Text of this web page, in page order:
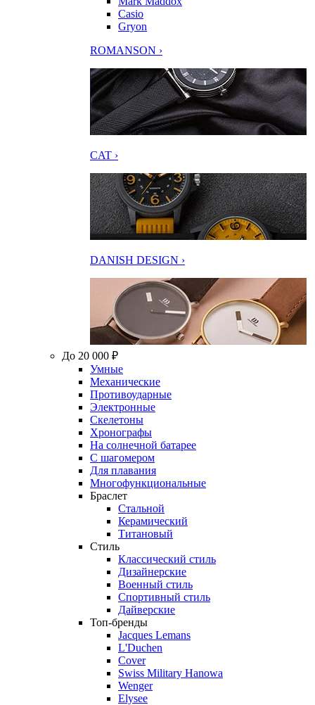
Casio
Gryon
ROMANSON ›
CAT ›
DANISH DESIGN ›
До 20 000 ₽
Умные
Механические
Противоударные
Электронные
Скелетоны
Хронографы
На солнечной батарее
С шагомером
Для плавания
Многофункциональные
Браслет
Стальной
Керамический
Титановый
Стиль
Классический стиль
Дизайнерские
Военный стиль
Спортивный стиль
Дайверские
Топ-бренды
Jacques Lemans
L'Duchen
Cover
Swiss Military Hanowa
Wenger
Elysee